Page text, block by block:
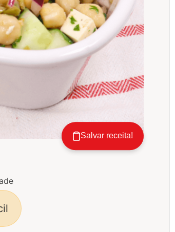
Salvar receita!